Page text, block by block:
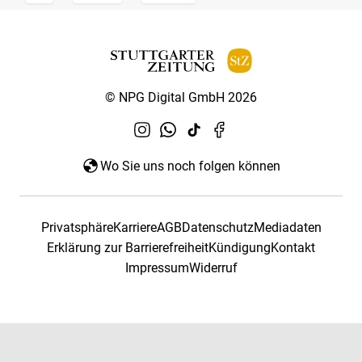
© NPG Digital GmbH 2026
Wo Sie uns noch folgen können
PrivatsphäreKarriereAGBDatenschutzMediadaten
Erklärung zur BarrierefreiheitKündigungKontakt
ImpressumWiderruf